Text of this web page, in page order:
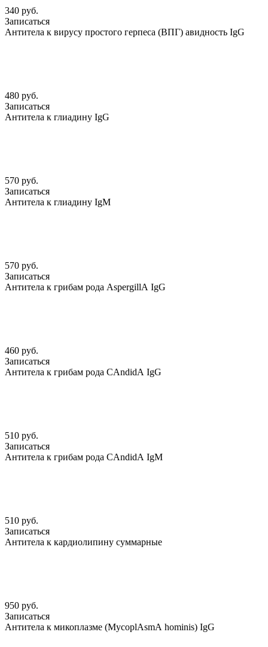
340 руб.
Записаться
Антитела к вирусу простого герпеса (ВПГ) авидность IgG
480 руб.
Записаться
Антитела к глиадину IgG
570 руб.
Записаться
Антитела к глиадину IgM
570 руб.
Записаться
Антитела к грибам рода АspergillА IgG
460 руб.
Записаться
Антитела к грибам рода CАndidА IgG
510 руб.
Записаться
Антитела к грибам рода CАndidА IgМ
510 руб.
Записаться
Антитела к кардиолипину суммарные
950 руб.
Записаться
Антитела к микоплазме (MycoplАsmА hominis) IgG